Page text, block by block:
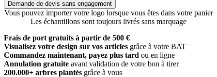
Demande de devis sans engagement
Vous pouvez importer votre logo lorsque vous êtes dans votre panier
Les échantillons sont toujours livrés sans marquage
Frais de port gratuits à partir de 500 €
Visualisez votre design sur vos articles grâce à votre BAT
Commandez maintenant, payez plus tard ou en ligne
Annulation gratuite avant validation de votre bon à tirer
200.000+ arbres plantés grâce à vous